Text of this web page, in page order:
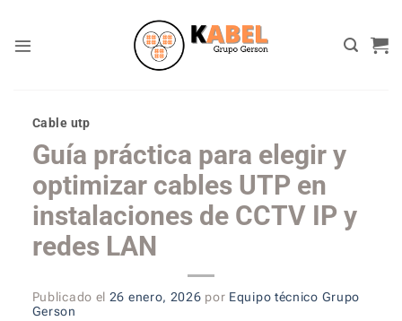
content
Cable utp
Guía práctica para elegir y
optimizar cables UTP en
instalaciones de CCTV IP y
redes LAN
Publicado el 26 enero, 2026 por Equipo técnico Grupo
Gerson